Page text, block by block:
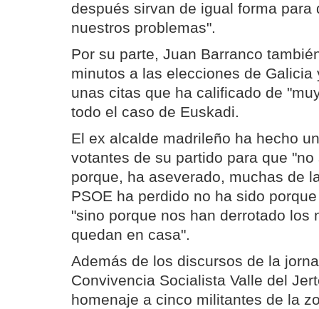
después sirvan de igual forma para
nuestros problemas".
Por su parte, Juan Barranco
minutos a las elecciones de Galicia
unas citas que ha calificado de
todo el caso de Euskadi.
El ex alcalde madrileño ha hecho
votantes de su partido para que
porque, ha aseverado, muchas de
PSOE ha perdido no ha sido
"sino porque nos han derrotado los
quedan en casa".
Además de los discursos de la
Convivencia Socialista Valle del
homenaje a cinco militantes de la